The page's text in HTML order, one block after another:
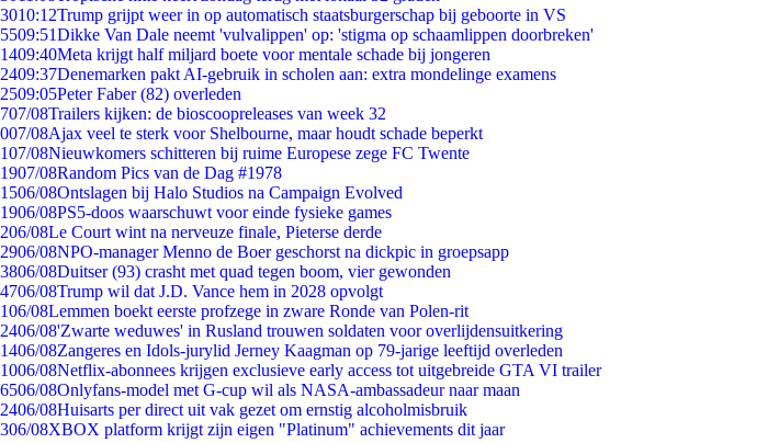
3010:12Trump grijpt weer in op automatisch staatsburgerschap bij geboorte in VS
5509:51Dikke Van Dale neemt 'vulvalippen' op: 'stigma op schaamlippen doorbreken'
1409:40Meta krijgt half miljard boete voor mentale schade bij jongeren
2409:37Denemarken pakt AI-gebruik in scholen aan: extra mondelinge examens
2509:05Peter Faber (82) overleden
707/08Trailers kijken: de bioscoopreleases van week 32
007/08Ajax veel te sterk voor Shelbourne, maar houdt schade beperkt
107/08Nieuwkomers schitteren bij ruime Europese zege FC Twente
1907/08Random Pics van de Dag #1978
1506/08Ontslagen bij Halo Studios na Campaign Evolved
1906/08PS5-doos waarschuwt voor einde fysieke games
206/08Le Court wint na nerveuze finale, Pieterse derde
2906/08NPO-manager Menno de Boer geschorst na dickpic in groepsapp
3806/08Duitser (93) crasht met quad tegen boom, vier gewonden
4706/08Trump wil dat J.D. Vance hem in 2028 opvolgt
106/08Lemmen boekt eerste profzege in zware Ronde van Polen-rit
2406/08'Zwarte weduwes' in Rusland trouwen soldaten voor overlijdensuitkering
1406/08Zangeres en Idols-jurylid Jerney Kaagman op 79-jarige leeftijd overleden
1006/08Netflix-abonnees krijgen exclusieve early access tot uitgebreide GTA VI trailer
6506/08Onlyfans-model met G-cup wil als NASA-ambassadeur naar maan
2406/08Huisarts per direct uit vak gezet om ernstig alcoholmisbruik
306/08XBOX platform krijgt zijn eigen "Platinum" achievements dit jaar